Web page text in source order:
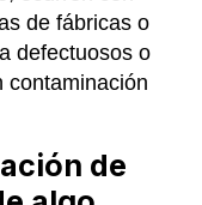
de fábricas o
defectuosos o
contaminación
de